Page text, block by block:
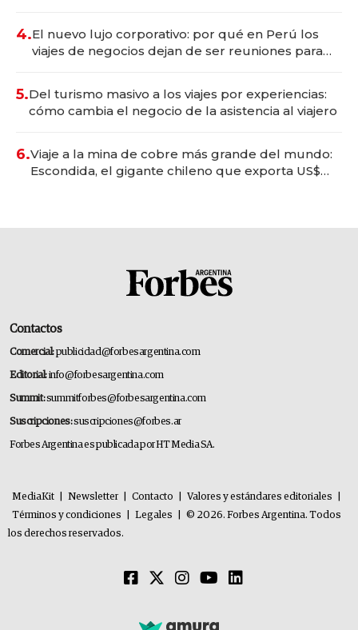
4.El nuevo lujo corporativo: por qué en Perú los
viajes de negocios dejan de ser reuniones para
5.Del turismo masivo a los viajes por experiencias:
cómo cambia el negocio de la asistencia al viajero
6.Viaje a la mina de cobre más grande del mundo:
Escondida, el gigante chileno que exporta US$
Contactos
Comercial:publicidad@forbesargentina.com
Editorial:info@forbesargentina.com
Summit:summitforbes@forbesargentina.com
Suscripciones:suscripciones@forbes.ar
Forbes Argentina es publicada por HT Media SA.
MediaKit Newsletter Contacto Valores y estándares editoriales
Términos y condiciones
Legales
© 2026. Forbes Argentina. Todos
los derechos reservados.